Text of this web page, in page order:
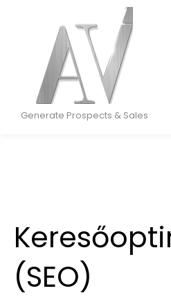
Generate Prospects & Sales
(SEO)